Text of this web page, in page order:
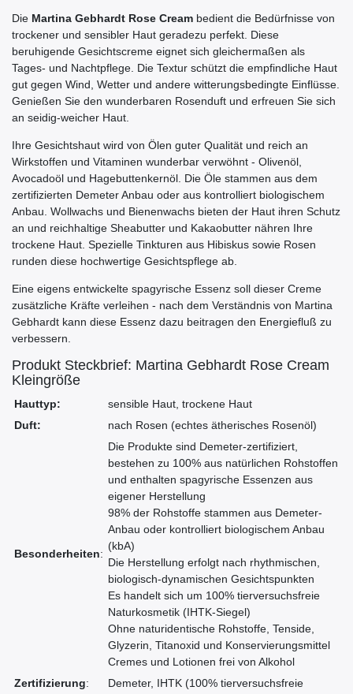
Die Martina Gebhardt Rose Cream bedient die Bedürfnisse von
trockener und sensibler Haut geradezu perfekt. Diese
beruhigende Gesichtscreme eignet sich gleichermaßen als
Tages- und Nachtpflege. Die Textur schützt die empfindliche Haut
gut gegen Wind, Wetter und andere witterungsbedingte Einflüsse.
Genießen Sie den wunderbaren Rosenduft und erfreuen Sie sich
an seidig-weicher Haut.
Ihre Gesichtshaut wird von Ölen guter Qualität und reich an
Wirkstoffen und Vitaminen wunderbar verwöhnt - Olivenöl,
Avocadoöl und Hagebuttenkernöl. Die Öle stammen aus dem
zertifizierten Demeter Anbau oder aus kontrolliert biologischem
Anbau. Wollwachs und Bienenwachs bieten der Haut ihren Schutz
an und reichhaltige Sheabutter und Kakaobutter nähren Ihre
trockene Haut. Spezielle Tinkturen aus Hibiskus sowie Rosen
runden diese hochwertige Gesichtspflege ab.
Eine eigens entwickelte spagyrische Essenz soll dieser Creme
zusätzliche Kräfte verleihen - nach dem Verständnis von Martina
Gebhardt kann diese Essenz dazu beitragen den Energiefluß zu
verbessern.
Produkt Steckbrief: Martina Gebhardt Rose Cream
Kleingröße
Hauttyp:
sensible Haut, trockene Haut
Duft:
nach Rosen (echtes ätherisches Rosenöl)
Besonderheiten:
Die Produkte sind Demeter-zertifiziert,
bestehen zu 100% aus natürlichen Rohstoffen
und enthalten spagyrische Essenzen aus
eigener Herstellung
98% der Rohstoffe stammen aus Demeter-
Anbau oder kontrolliert biologischem Anbau
(kbA)
Die Herstellung erfolgt nach rhythmischen,
biologisch-dynamischen Gesichtspunkten
Es handelt sich um 100% tierversuchsfreie
Naturkosmetik (IHTK-Siegel)
Ohne naturidentische Rohstoffe, Tenside,
Glyzerin, Titanoxid und Konservierungsmittel
Cremes und Lotionen frei von Alkohol
Zertifizierung:
Demeter, IHTK (100% tierversuchsfreie